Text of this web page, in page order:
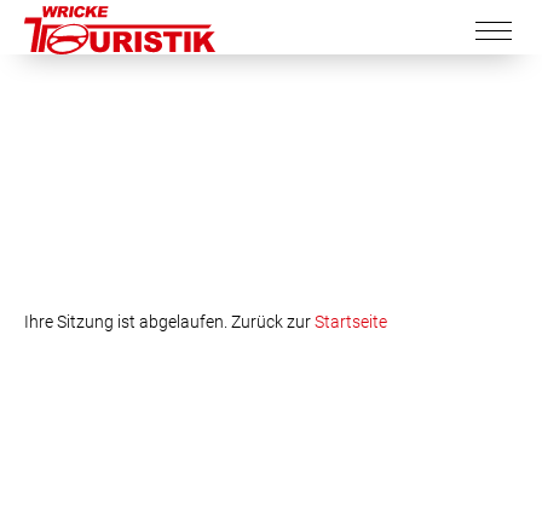
Ihre Sitzung ist abgelaufen. Zurück zurStartseite